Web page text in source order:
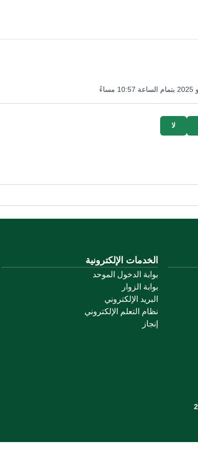
لا
الخدمات الإلكترونية
بوابة الدخول الموحد
بوابة الزوار
البريد الإلكتروني
نظام التعلم الإلكتروني
إنجاز